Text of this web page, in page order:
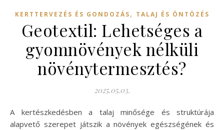
KERTTERVEZÉS ÉS GONDOZÁS, TALAJ ÉS ÖNTÖZÉS
Geotextil: Lehetséges a
gyomnövények nélküli
növénytermesztés?
2025.05.03.
A kertészkedésben a talaj minősége és struktúrája
alapvető szerepet játszik a növények egészségének és